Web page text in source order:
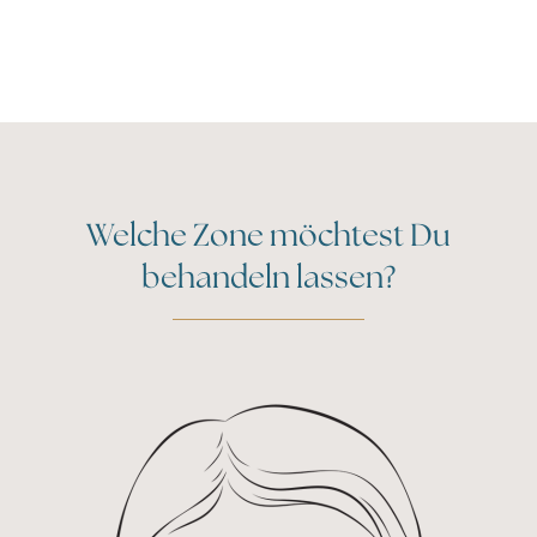
Welche Zone möchtest Du
behandeln lassen?